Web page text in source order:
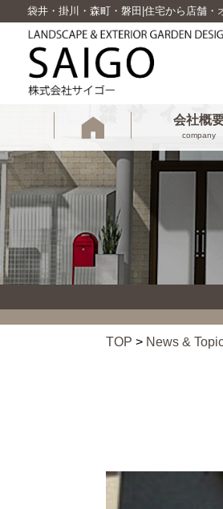
袋井・掛川・森町・磐田|住宅から店舗
会社概
company
TOP > News &